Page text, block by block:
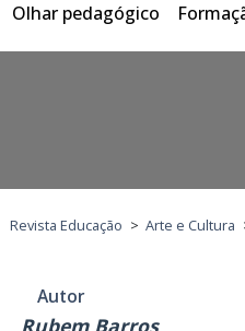
Olhar pedagógico
Revista Educação > Arte e Cultura
Autor
Rubem Barros